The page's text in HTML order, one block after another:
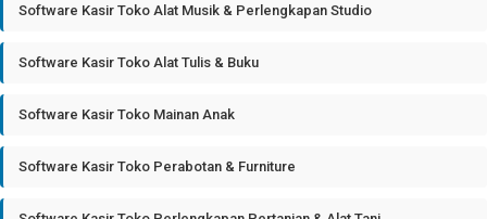
Software Kasir Toko Alat Musik & Perlengkapan Studio
Software Kasir Toko Alat Tulis & Buku
Software Kasir Toko Mainan Anak
Software Kasir Toko Perabotan & Furniture